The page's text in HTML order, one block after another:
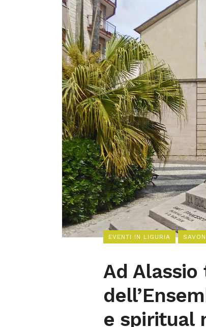
EVENTI IN LIGURIA
Ad
e spiritual